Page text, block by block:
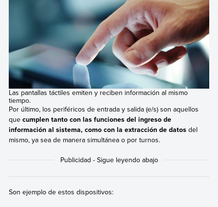
Las pantallas táctiles emiten y reciben información al mismo
tiempo.
Por último, los periféricos de entrada y salida (e/s) son aquellos
que cumplen tanto con las funciones del ingreso de
información al sistema, como con la extracción de datosdel
mismo, ya sea de manera simultánea o por turnos.
Son ejemplo de estos dispositivos: